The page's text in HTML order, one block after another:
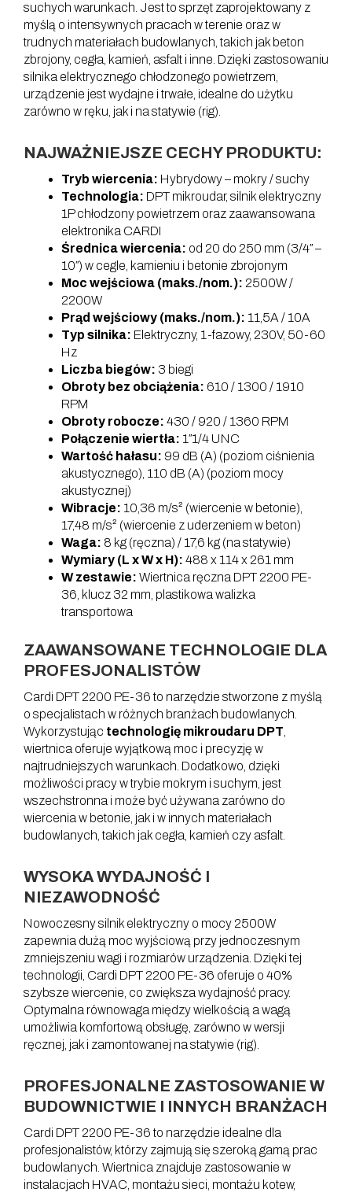
suchych warunkach. Jest to sprzęt zaprojektowany z
myślą o intensywnych pracach w terenie oraz w
trudnych materiałach budowlanych, takich jak beton
zbrojony, cegła, kamień, asfalt i inne. Dzięki zastosowaniu
silnika elektrycznego chłodzonego powietrzem,
urządzenie jest wydajne i trwałe, idealne do użytku
zarówno w ręku, jak i na statywie (rig).
NAJWAŻNIEJSZE CECHY PRODUKTU:
Tryb wiercenia: Hybrydowy – mokry / suchy
Technologia: DPT mikroudar, silnik elektryczny
1P chłodzony powietrzem oraz zaawansowana
elektronika CARDI
Średnica wiercenia: od 20 do 250 mm (3/4″ –
10″) w cegle, kamieniu i betonie zbrojonym
Moc wejściowa (maks./nom.): 2500W /
2200W
Prąd wejściowy (maks./nom.): 11,5A / 10A
Typ silnika: Elektryczny, 1-fazowy, 230V, 50-60
Hz
Liczba biegów: 3 biegi
Obroty bez obciążenia: 610 / 1300 / 1910
RPM
Obroty robocze: 430 / 920 / 1360 RPM
Połączenie wiertła: 1″1/4 UNC
Wartość hałasu: 99 dB (A) (poziom ciśnienia
akustycznego), 110 dB (A) (poziom mocy
akustycznej)
Wibracje: 10,36 m/s² (wiercenie w betonie),
17,48 m/s² (wiercenie z uderzeniem w beton)
Waga: 8 kg (ręczna) / 17,6 kg (na statywie)
Wymiary (L x W x H): 488 x 114 x 261 mm
W zestawie: Wiertnica ręczna DPT 2200 PE-
36, klucz 32 mm, plastikowa walizka
transportowa
ZAAWANSOWANE TECHNOLOGIE DLA
PROFESJONALISTÓW
Cardi DPT 2200 PE-36 to narzędzie stworzone z myślą
o specjalistach w różnych branżach budowlanych.
Wykorzystując technologię mikroudaru DPT
wiertnica oferuje wyjątkową moc i precyzję w
najtrudniejszych warunkach. Dodatkowo, dzięki
możliwości pracy w trybie mokrym i suchym, jest
wszechstronna i może być używana zarówno do
wiercenia w betonie, jak i w innych materiałach
budowlanych, takich jak cegła, kamień czy asfalt.
WYSOKA WYDAJNOŚĆ I
NIEZAWODNOŚĆ
Nowoczesny silnik elektryczny o mocy 2500W
zapewnia dużą moc wyjściową przy jednoczesnym
zmniejszeniu wagi i rozmiarów urządzenia. Dzięki tej
technologii, Cardi DPT 2200 PE-36 oferuje o 40%
szybsze wiercenie, co zwiększa wydajność pracy.
Optymalna równowaga między wielkością a wagą
umożliwia komfortową obsługę, zarówno w wersji
ręcznej, jak i zamontowanej na statywie (rig).
PROFESJONALNE ZASTOSOWANIE W
BUDOWNICTWIE I INNYCH BRANŻACH
Cardi DPT 2200 PE-36 to narzędzie idealne dla
profesjonalistów, którzy zajmują się szeroką gamą prac
budowlanych. Wiertnica znajduje zastosowanie w
instalacjach HVAC, montażu sieci, montażu kotew,